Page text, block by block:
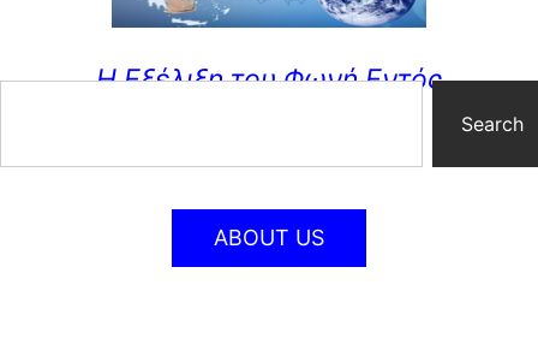
Η Εξέλιξη του Φωνή Εντός
Search
ABOUT US